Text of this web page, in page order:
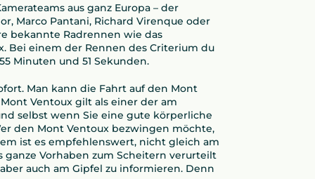
aus ganz Europa – der
Marco Pantani, Richard Virenque oder
bekannte Radrennen wie das
Bei einem der Rennen des Criterium du
Minuten und 51 Sekunden.
Man kann die Fahrt auf den Mont
Ventoux gilt als einer der am
selbst wenn Sie eine gute körperliche
den Mont Ventoux bezwingen möchte,
ist es empfehlenswert, nicht gleich am
ganze Vorhaben zum Scheitern verurteilt
auch am Gipfel zu informieren. Denn